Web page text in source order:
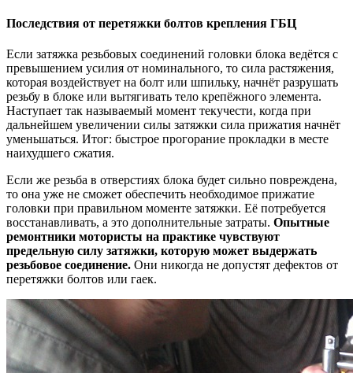
Последствия от перетяжки болтов крепления ГБЦ
Если затяжка резьбовых соединений головки блока ведётся с
превышением усилия от номинального, то сила растяжения,
которая воздействует на болт или шпильку, начнёт разрушать
резьбу в блоке или вытягивать тело крепёжного элемента.
Наступает так называемый момент текучести, когда при
дальнейшем увеличении силы затяжки сила прижатия начнёт
уменьшаться. Итог: быстрое прогорание прокладки в месте
наихудшего сжатия.
Если же резьба в отверстиях блока будет сильно повреждена,
то она уже не сможет обеспечить необходимое прижатие
головки при правильном моменте затяжки. Её потребуется
восстанавливать, а это дополнительные затраты. Опытные
ремонтники мотористы на практике чувствуют
предельную силу затяжки, которую может выдержать
резьбовое соединение. Они никогда не допустят дефектов от
перетяжки болтов или гаек.